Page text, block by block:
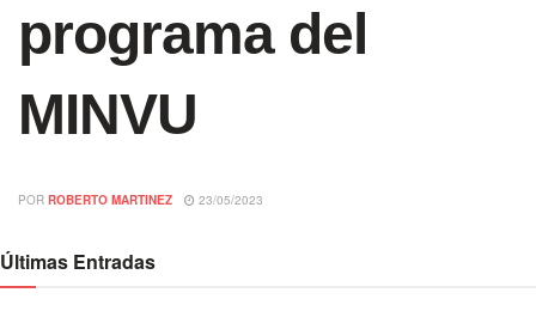
programa del
MINVU
POR ROBERTO MARTINEZ 23/05/2023
Últimas Entradas